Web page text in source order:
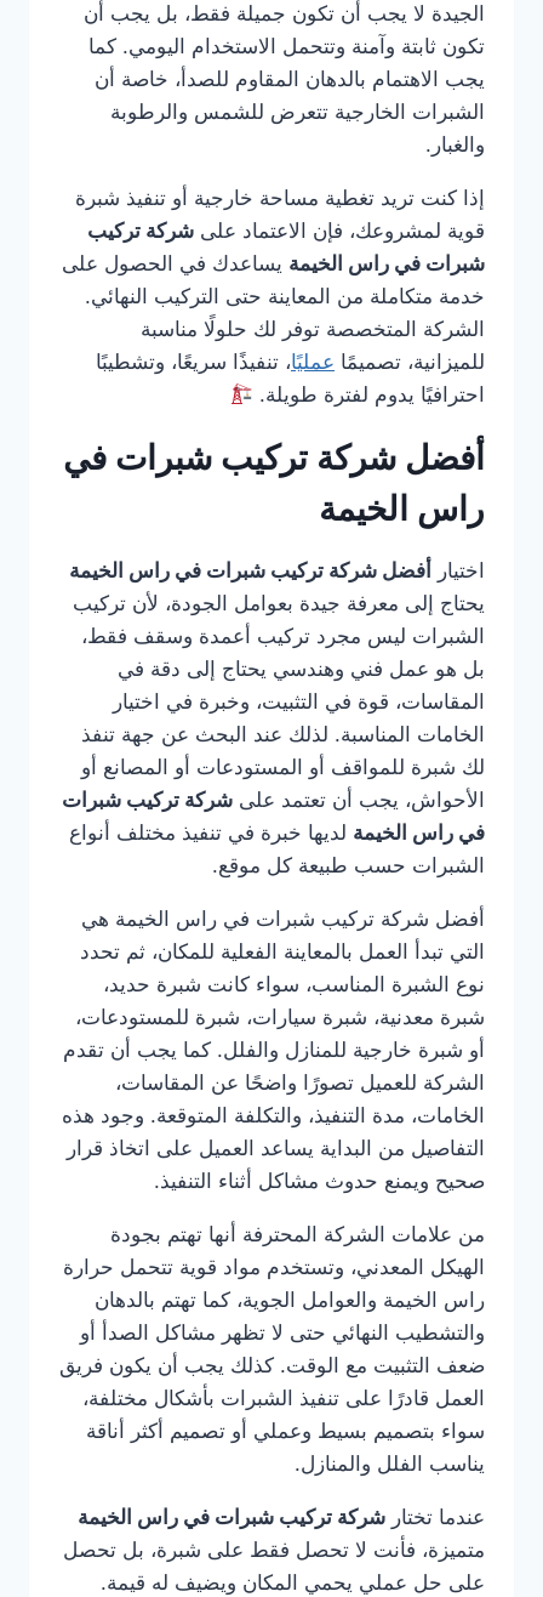
الجيدة لا يجب أن تكون جميلة فقط، بل يجب أن
تكون ثابتة وآمنة وتتحمل الاستخدام اليومي. كما
يجب الاهتمام بالدهان المقاوم للصدأ، خاصة أن
الشبرات الخارجية تتعرض للشمس والرطوبة
والغبار.
إذا كنت تريد تغطية مساحة خارجية أو تنفيذ شبرة
قوية لمشروعك، فإن الاعتماد على شركة تركيب
شبرات في راس الخيمة يساعدك في الحصول على
خدمة متكاملة من المعاينة حتى التركيب النهائي.
الشركة المتخصصة توفر لك حلولًا مناسبة
للميزانية، تصميمًا عمليًا، تنفيذًا سريعًا، وتشطيبًا
احترافيًا يدوم لفترة طويلة.
أفضل شركة تركيب شبرات في
راس الخيمة
اختيار
أفضل شركة تركيب شبرات في راس الخيمة
يحتاج إلى معرفة جيدة بعوامل الجودة، لأن تركيب
الشبرات ليس مجرد تركيب أعمدة وسقف فقط،
بل هو عمل فني وهندسي يحتاج إلى دقة في
المقاسات، قوة في التثبيت، وخبرة في اختيار
الخامات المناسبة. لذلك عند البحث عن جهة تنفذ
لك شبرة للمواقف أو المستودعات أو المصانع أو
الأحواش، يجب أن تعتمد على شركة تركيب شبرات
في راس الخيمة لديها خبرة في تنفيذ مختلف أنواع
الشبرات حسب طبيعة كل موقع.
أفضل شركة تركيب شبرات في راس الخيمة هي
التي تبدأ العمل بالمعاينة الفعلية للمكان، ثم تحدد
نوع الشبرة المناسب، سواء كانت شبرة حديد،
شبرة معدنية، شبرة سيارات، شبرة للمستودعات،
أو شبرة خارجية للمنازل والفلل. كما يجب أن تقدم
الشركة للعميل تصورًا واضحًا عن المقاسات،
الخامات، مدة التنفيذ، والتكلفة المتوقعة. وجود هذه
التفاصيل من البداية يساعد العميل على اتخاذ قرار
صحيح ويمنع حدوث مشاكل أثناء التنفيذ.
من علامات الشركة المحترفة أنها تهتم بجودة
الهيكل المعدني، وتستخدم مواد قوية تتحمل حرارة
راس الخيمة والعوامل الجوية، كما تهتم بالدهان
والتشطيب النهائي حتى لا تظهر مشاكل الصدأ أو
ضعف التثبيت مع الوقت. كذلك يجب أن يكون فريق
العمل قادرًا على تنفيذ الشبرات بأشكال مختلفة،
سواء بتصميم بسيط وعملي أو تصميم أكثر أناقة
يناسب الفلل والمنازل.
عندما تختار شركة تركيب شبرات في راس الخيمة
متميزة، فأنت لا تحصل فقط على شبرة، بل تحصل
على حل عملي يحمي المكان ويضيف له قيمة.